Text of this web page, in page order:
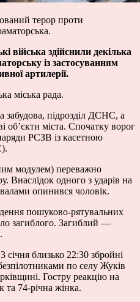
терор проти
війська здійснили декілька
із застосуванням
артилерії.
міська рада.
забудова, підрозділ ДСНС, а
об’єкти міста. Спочатку ворог
РСЗВ із касетною
модулем) переважно
Внаслідок одного з ударів на
опинився чоловік.
пошуково-рятувальних
загиблого. Загиблий —
близько 22:30 збройні
по селу Жуків
Гостру реакцію на
та 74-річна жінка.